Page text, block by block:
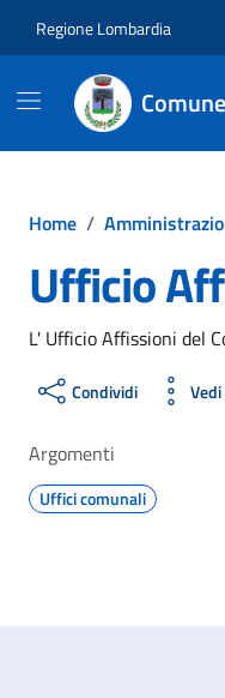
Regione Lombardia
Home /
Ufficio
L' Ufficio Affissioni del
Condividi
Argomenti
Uffici comunali